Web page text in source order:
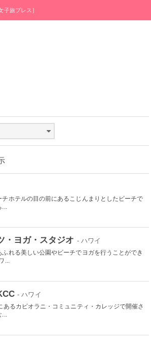
旅プレス］
ホテルの目の前にあるこじんまりとしたビーチで
...
・ヨガ・スタジオ - ハワイ
れる美しい公園やビーチでヨガを行うことができ
...
- ハワイ
るカピオラニ・コミュニティ・カレッジで開催さ
...